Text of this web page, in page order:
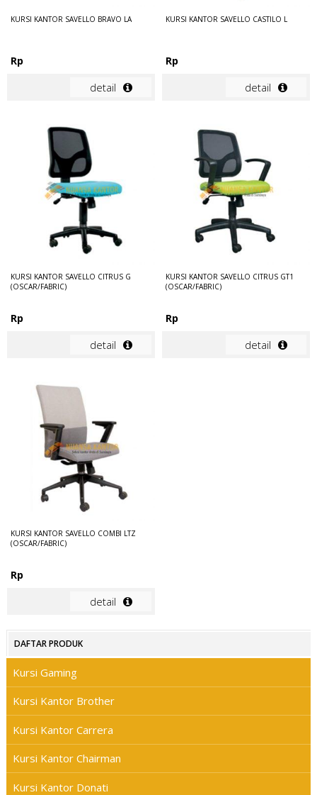
KURSI KANTOR SAVELLO BRAVO LA
Rp
detail
KURSI KANTOR SAVELLO CASTILO L
Rp
detail
KURSI KANTOR SAVELLO CITRUS G
(OSCAR/FABRIC)
Rp
detail
KURSI KANTOR SAVELLO CITRUS GT1
(OSCAR/FABRIC)
Rp
detail
KURSI KANTOR SAVELLO COMBI LTZ
(OSCAR/FABRIC)
Rp
detail
DAFTAR PRODUK
Kursi Gaming
Kursi Kantor Brother
Kursi Kantor Carrera
Kursi Kantor Chairman
Kursi Kantor Donati